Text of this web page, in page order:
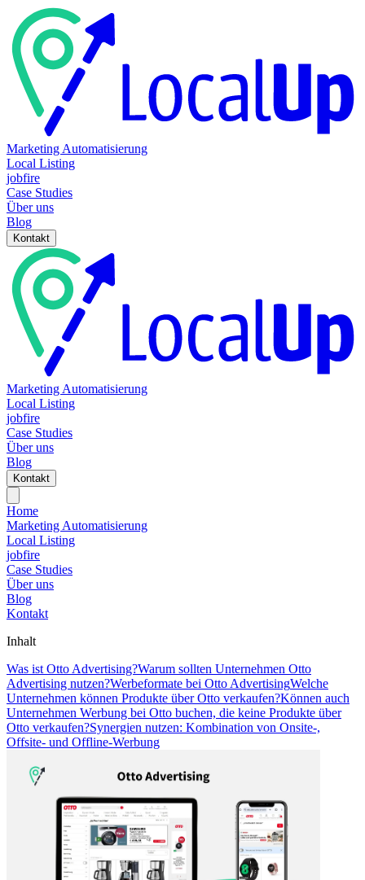
Marketing Automatisierung
Local Listing
jobfire
Case Studies
Über uns
Blog
Kontakt
Marketing Automatisierung
Local Listing
jobfire
Case Studies
Über uns
Blog
Kontakt
Home
Marketing Automatisierung
Local Listing
jobfire
Case Studies
Über uns
Blog
Kontakt
Inhalt
Was ist Otto Advertising?Warum sollten Unternehmen Otto
Advertising nutzen?Werbeformate bei Otto AdvertisingWelche
Unternehmen können Produkte über Otto verkaufen?Können auch
Unternehmen Werbung bei Otto buchen, die keine Produkte über
Otto verkaufen?Synergien nutzen: Kombination von Onsite-,
Offsite- und Offline-Werbung